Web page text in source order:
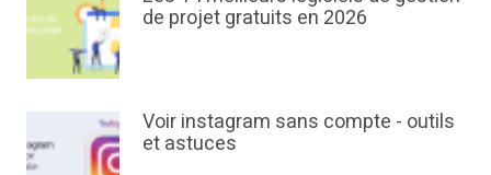
de projet gratuits en 2026
Voir instagram sans compte - outils
et astuces